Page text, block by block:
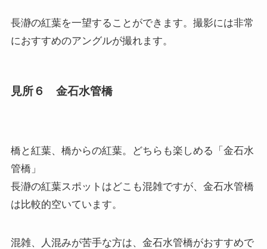
長瀞の紅葉を一望することができます。撮影には非常
におすすめのアングルが撮れます。
見所６ 金石水管橋
橋と紅葉、橋からの紅葉。どちらも楽しめる「金石水
管橋」
長瀞の紅葉スポットはどこも混雑ですが、金石水管橋
は比較的空いています。
混雑、人混みが苦手な方は、金石水管橋がおすすめで